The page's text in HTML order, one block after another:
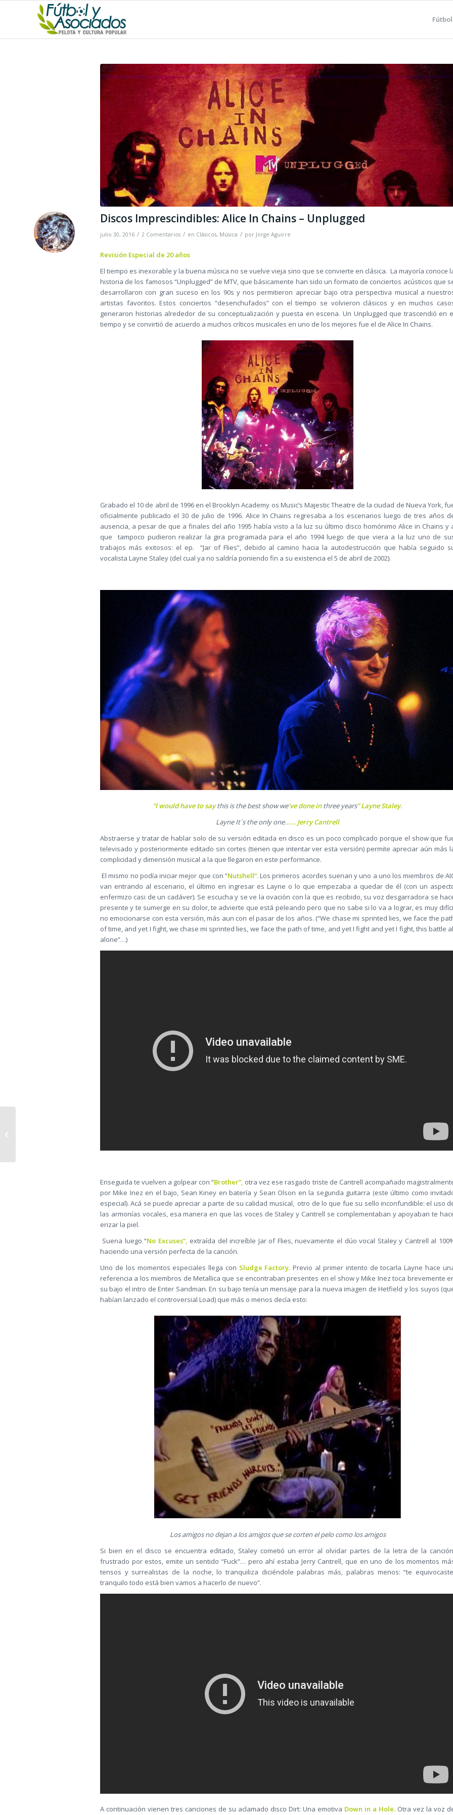
Fútbol
Discos Imprescindibles: Alice In Chains – Unplugged
julio 30, 2016 / 2 Comentarios / en Clásicos, Música / por Jorge Aguirre
Revisión Especial de 20 años
El tiempo es inexorable y la buena música no se vuelve vieja sino que se convierte en clásica. La mayoría conoce
historia de los famosos “Unplugged” de MTV, que básicamente han sido un formato de conciertos acústicos que
desarrollaron con gran suceso en los 90s y nos permitieron apreciar bajo otra perspectiva musical a
artistas favoritos. Estos conciertos “desenchufados” con el tiempo se volvieron clásicos y en muchos
generaron historias alrededor de su conceptualización y puesta en escena. Un Unplugged que trascendió en
tiempo y se convirtió de acuerdo a muchos críticos musicales en uno de los mejores fue el de Alice In Chains.
Grabado el 10 de abril de 1996 en el Brooklyn Academy os Music’s Majestic Theatre de la ciudad de Nueva York,
oficialmente publicado el 30 de julio de 1996. Alice In Chains regresaba a los escenarios luego de tres años
ausencia, a pesar de que a finales del año 1995 había visto a la luz su último disco homónimo Alice in Chains y
que tampoco pudieron realizar la gira programada para el año 1994 luego de que viera a la luz uno de
trabajos más exitosos: el ep. “Jar of Flies”, debido al camino hacia la autodestrucción que había seguido
vocalista Layne Staley (del cual ya no saldría poniendo fin a su existencia el 5 de abril de 2002).
“I would have to saythis is the best show we‘ve done inthree years” Layne Staley.
Layne It´s the only one…… Jerry Cantrell
Abstraerse y tratar de hablar solo de su versión editada en disco es un poco complicado porque el show que
televisado y posteriormente editado sin cortes (tienen que intentar ver esta versión) permite apreciar aún más
complicidad y dimensión musical a la que llegaron en este performance.
El mismo no podía iniciar mejor que con “Nutshell”.Los primeros acordes suenan y uno a uno los miembros de
van entrando al escenario, el último en ingresar es Layne o lo que empezaba a quedar de él (con un
enfermizo casi de un cadáver). Se escucha y se ve la ovación con la que es recibido, su voz desgarradora se
presente y te sumerge en su dolor, te advierte que está peleando pero que no sabe si lo va a lograr, es muy
no emocionarse con esta versión, más aun con el pasar de los años. (“We chase mi sprinted lies, we face the
of time, and yet I fight, we chase mi sprinted lies, we face the path of time, and yet I fight and yet I fight, this battle
alone”…)
Enseguida te vuelven a golpear con “Brother”, otra vez ese rasgado triste de Cantrell acompañado
por Mike Inez en el bajo, Sean Kiney en batería y Sean Olson en la segunda guitarra (este último como
especial). Acá se puede apreciar a parte de su calidad musical, otro de lo que fue su sello inconfundible: el uso
las armonías vocales, esa manera en que las voces de Staley y Cantrell se complementaban y apoyaban te
erizar la piel.
Suena luego “No Excuses”, extraída del increíble Jar of Flies, nuevamente el dúo vocal Staley y Cantrell al
haciendo una versión perfecta de la canción.
Uno de los momentos especiales llega con Sludge Factory. Previo al primer intento de tocarla Layne hace
referencia a los miembros de Metallica que se encontraban presentes en el show y Mike Inez toca brevemente
su bajo el intro de Enter Sandman. En su bajo tenía un mensaje para la nueva imagen de Hetfield y los suyos
habían lanzado el controversial Load) que más o menos decía esto:
Los amigos no dejan a los amigos que se corten el pelo como los amigos
Si bien en el disco se encuentra editado, Staley cometió un error al olvidar partes de la letra de la canción,
frustrado por estos, emite un sentido “Fuck”… pero ahí estaba Jerry Cantrell, que en uno de los momentos
tensos y surrealistas de la noche, lo tranquiliza diciéndole palabras más, palabras menos: “te equivocaste,
tranquilo todo está bien vamos a hacerlo de nuevo”.
A continuación vienen tres canciones de su aclamado disco Dirt: Una emotiva Down in a Hole. Otra vez la voz